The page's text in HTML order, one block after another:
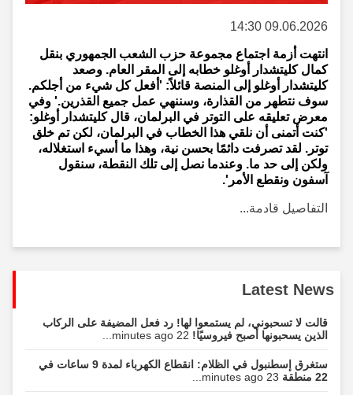
09.06.2026 14:30
انتهت أزمة اجتماع مجموعة حزب الشعب الجمهوري بنقل
كمال كليتشدار أوغلو خطابه إلى المقر العام. وصعد
كليتشدار أوغلو إلى المنصة قائلاً: 'أفعل كل شيء من أجلكم.
سوف نتطهر من القذارة، وسننهي عمل جميع القذرين.' وفي
معرض تعليقه على التوتر في البرلمان، قال كليتشدار أوغلو:
'كنت أتمنى أن نلقي هذا الخطاب في البرلمان، لكن تم خلق
توتر. لقد تصرفت دائمًا بحسن نية، وهذا ما أسيء استغلاله،
ولكن إلى حد ما. وعندما نصل إلى تلك النقطة، سنقول
آسفون ونقطع الأمر'.
التفاصيل قادمة...
Latest News
قالت لا تسحبوني، لم يستمعوا لها! رد فعل المضيفة على الركاب
الذين يسحبونها أصبح فيروسيًا!22 minutes ago...
ستغرق إسطنبول في الظلام: انقطاع الكهرباء لمدة 9 ساعات في
23 minutes ago...